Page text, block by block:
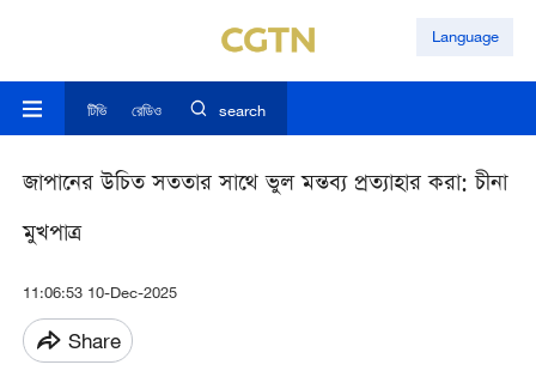
Language
টিভি রেডিও search
জাপানের উচিত সততার সাথে ভুল মন্তব্য প্রত্যাহার করা: চীনা
মুখপাত্র
11:06:53 10-Dec-2025
Share